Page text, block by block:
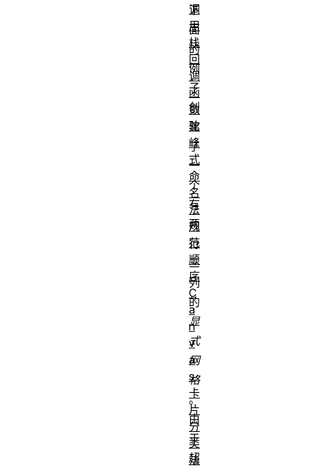
下
面
的
例
子
创
建
了
一
个
有
两
行
三
列
的
显
式
网
格
。
由
于
超
调
用
栈
回
调
函
数
驼
峰
式
命
名
法
规
范
顺
序
C
a
n
v
a
s
卡
片
分
类
法